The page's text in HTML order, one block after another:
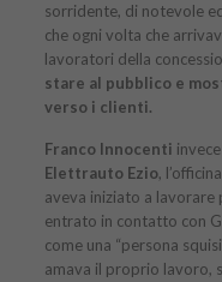
sorridente, di notevole
che ogni volta che
lavoratori della
stare al pubblico e
verso i clienti.
Franco Innocenti
Elettrauto Ezio,
aveva iniziato a
entrato in contatto con
come una “persona
amava il proprio lavoro,